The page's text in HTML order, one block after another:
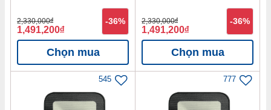
2,330,000đ
1,491,200đ
-36%
Chọn mua
2,330,000đ
1,491,200đ
-36%
Chọn mua
545 777